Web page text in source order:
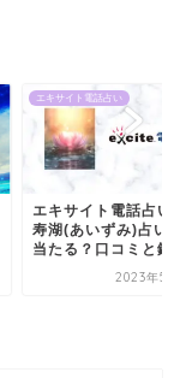
エキサイト電話占い
エキサイト電話占い
寿湖(あいずみ)占い
当たる？口コミと鑑
2023年5